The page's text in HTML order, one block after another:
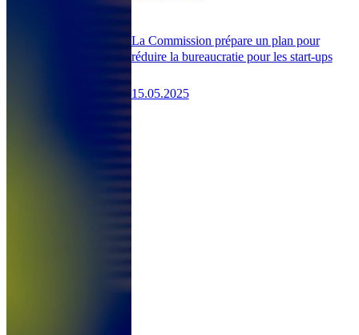
La Commission prépare un plan pour
réduire la bureaucratie pour les start-ups
15.05.2025